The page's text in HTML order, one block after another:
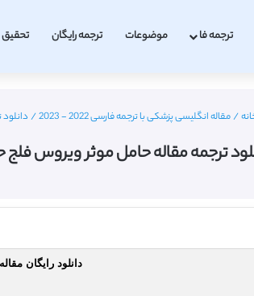
ترجمه فا موضوعات ترجمه رایگان تحقیق
/مقاله انگلیسی پزشکی با ترجمه فارسی 2022 - 2023 /
ترجمه مقاله حامل موثر ویروس فلج
دانلود رایگان